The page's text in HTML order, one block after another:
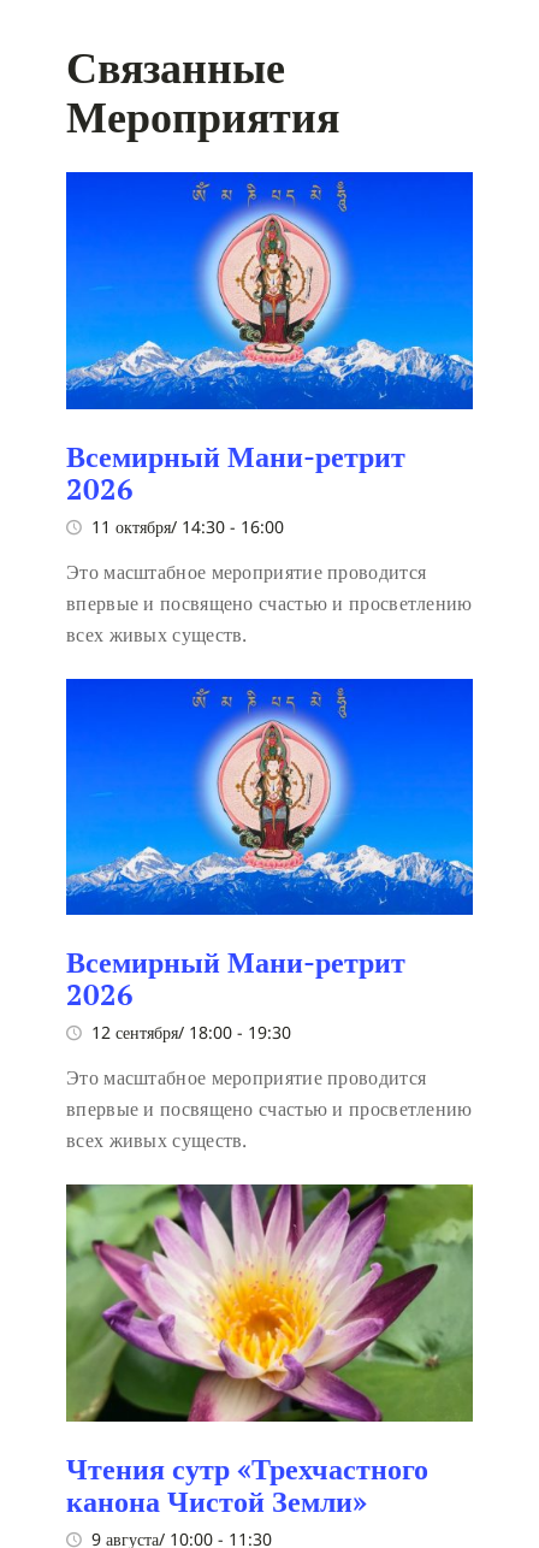
Связанные
Мероприятия
Всемирный Мани-ретрит
2026
11 октября/ 14:30 - 16:00
Это масштабное мероприятие проводится
впервые и посвящено счастью и просветлению
всех живых существ.
Всемирный Мани-ретрит
2026
12 сентября/ 18:00 - 19:30
Это масштабное мероприятие проводится
впервые и посвящено счастью и просветлению
всех живых существ.
Чтения сутр «Трехчастного
канона Чистой Земли»
9 августа/ 10:00 - 11:30